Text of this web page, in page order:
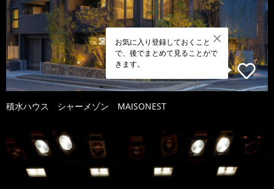
お気に入り登録しておくこと
で、後でまとめて見ることがで
きます。
積水ハウス シャーメゾン MAISONEST